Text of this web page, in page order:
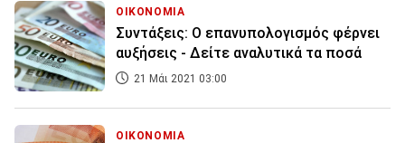
ΟΙΚΟΝΟΜΙΑ
Συντάξεις: Ο επανυπολογισμός φέρνει
αυξήσεις - Δείτε αναλυτικά τα ποσά
21 Μάι 2021 03:00
ΟΙΚΟΝΟΜΙΑ